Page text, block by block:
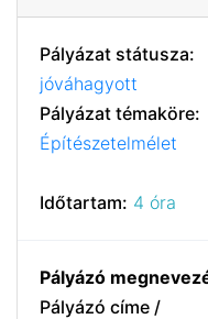
Pályázat státusza:
jóváhagyott
Pályázat témaköre:
Építészetelmélet
Időtartam: 4 óra
Pályázó
Pályázó címe /